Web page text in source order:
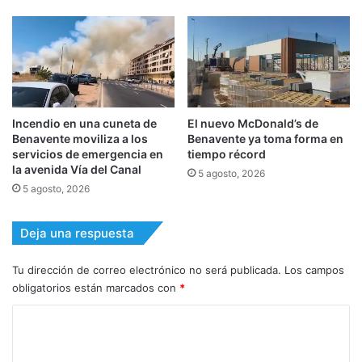
Incendio en una cuneta de
Benavente moviliza a los
servicios de emergencia en
la avenida Vía del Canal
5 agosto, 2026
El nuevo McDonald’s de
Benavente ya toma forma en
tiempo récord
5 agosto, 2026
Deja una respuesta
Tu dirección de correo electrónico no será publicada. Los campos
obligatorios están marcados con *